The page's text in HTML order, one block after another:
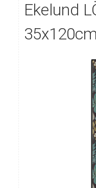
Ekelund
35x120cm